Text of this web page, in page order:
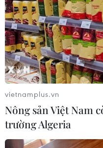
#Afghanistan #Taliban
#tấn công mùa Xuân
vietnamplus.vn
Nông sản Việt Nam
trường Algeria